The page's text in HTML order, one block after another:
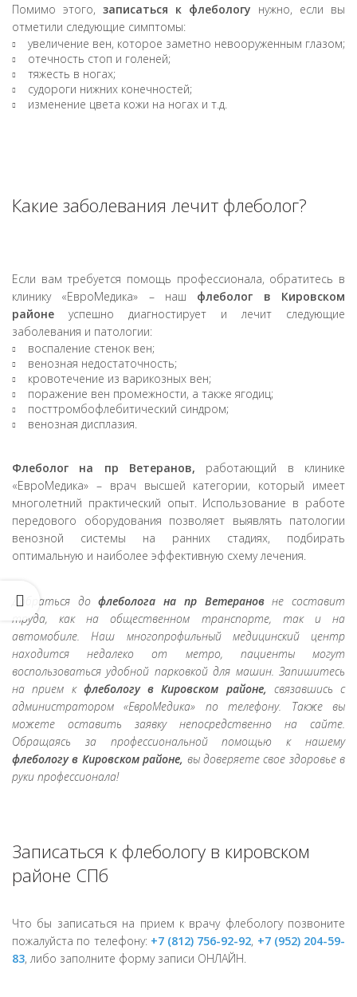
Помимо этого, записаться к флебологу нужно, если вы
отметили следующие симптомы:
увеличение вен, которое заметно невооруженным глазом;
отечность стоп и голеней;
тяжесть в ногах;
судороги нижних конечностей;
изменение цвета кожи на ногах и т.д.
Какие заболевания лечит флеболог?
Если вам требуется помощь профессионала, обратитесь в
клинику «ЕвроМедика» – наш флеболог в Кировском
районе успешно диагностирует и лечит следующие
заболевания и патологии:
воспаление стенок вен;
венозная недостаточность;
кровотечение из варикозных вен;
поражение вен промежности, а также ягодиц;
посттромбофлебитический синдром;
венозная дисплазия.
Флеболог на пр Ветеранов, работающий в клинике
«ЕвроМедика» – врач высшей категории, который имеет
многолетний практический опыт. Использование в работе
передового оборудования позволяет выявлять патологии
венозной системы на ранних стадиях, подбирать
оптимальную и наиболее эффективную схему лечения.
Добраться дофлеболога на пр Ветерановне составит
труда, как на общественном транспорте, так и на
автомобиле. Наш многопрофильный медицинский центр
находится недалеко от метро, пациенты могут
воспользоваться удобной парковкой для машин. Запишитесь
на прием к флебологу в Кировском районе, связавшись с
администратором «ЕвроМедика» по телефону. Также вы
можете оставить заявку непосредственно на сайте.
Обращаясь за профессиональной помощью к нашему
флебологу в Кировском районе, вы доверяете свое здоровье в
руки профессионала!
Записаться к флебологу в кировском
районе СПб
Что бы записаться на прием к врачу флебологу позвоните
пожалуйста по телефону: +7 (812) 756-92-92, +7 (952) 204-59-
83, либо заполните форму записи ОНЛАЙН.